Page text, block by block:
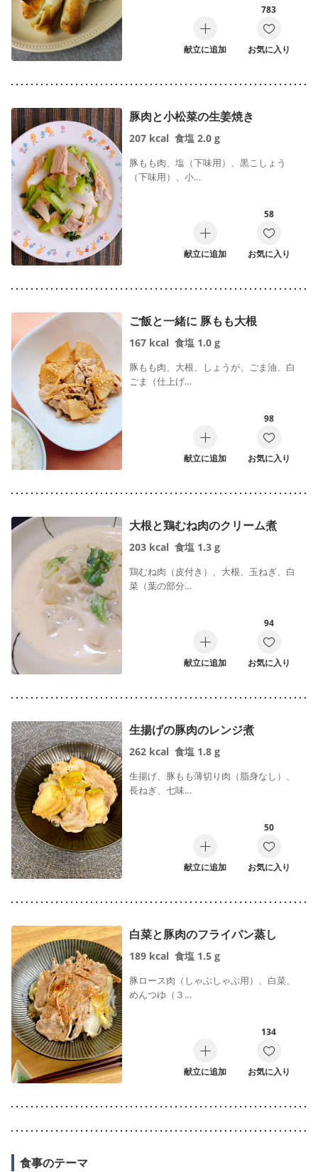
献立に追加
783
お気に入り
豚肉と小松菜の生姜焼き
207 kcal 食塩 2.0 g
豚もも肉、塩（下味用）、黒こしょう
（下味用）、小…
献立に追加
58
お気に入り
ご飯と一緒に 豚もも大根
167 kcal 食塩 1.0 g
豚もも肉、大根、しょうが、ごま油、白
ごま（仕上げ…
献立に追加
98
お気に入り
大根と鶏むね肉のクリーム煮
203 kcal 食塩 1.3 g
鶏むね肉（皮付き）、大根、玉ねぎ、白
菜（葉の部分…
献立に追加
94
お気に入り
生揚げの豚肉のレンジ煮
262 kcal 食塩 1.8 g
生揚げ、豚もも薄切り肉（脂身なし）、
長ねぎ、七味…
献立に追加
50
お気に入り
白菜と豚肉のフライパン蒸し
189 kcal 食塩 1.5 g
豚ロース肉（しゃぶしゃぶ用）、白菜、
めんつゆ（３…
献立に追加
134
お気に入り
食事のテーマ